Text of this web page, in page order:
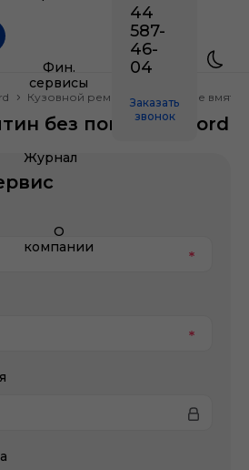
Фин.
сервисы
Журнал
О
компании
44
587-
46-
04
Заказать
звонок
Кузовной ремонт Удаление
без покраски Ford